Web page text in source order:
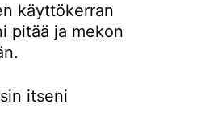
käyttökerran
pitää ja mekon
itseni